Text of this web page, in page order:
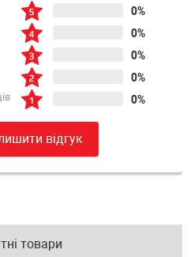
0%
0%
0%
0%
0%
відгук
товари